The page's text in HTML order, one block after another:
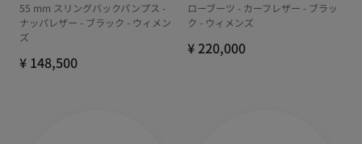
55 mm スリングバックパンプス -
ナッパレザー - ブラック - ウィメン
ズ
¥ 148,500
ローブーツ - カーフレザー - ブラッ
ク - ウィメンズ
¥ 220,000